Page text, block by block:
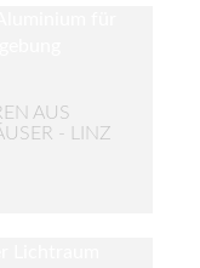
AUS
- LINZ